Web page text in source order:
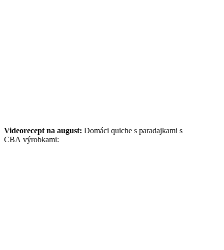
Videorecept na august: Domáci quiche s paradajkami s
CBA výrobkami: